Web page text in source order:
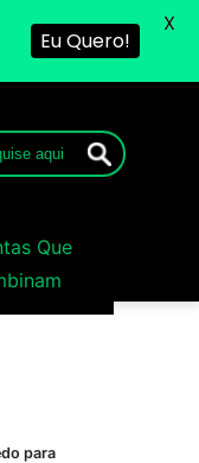
Que
para
Eu Quero!
X